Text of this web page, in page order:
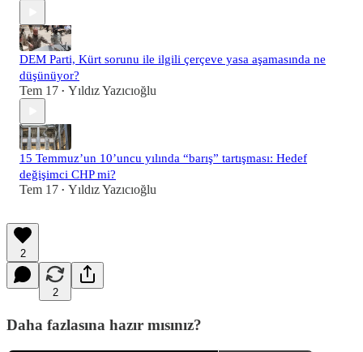
DEM Parti, Kürt sorunu ile ilgili çerçeve yasa aşamasında ne
düşünüyor?
Tem 17 • Yıldız Yazıcıoğlu
15 Temmuz’un 10’uncu yılında “barış” tartışması: Hedef
değişimci CHP mi?
Tem 17 • Yıldız Yazıcıoğlu
2
2
Daha fazlasına hazır mısınız?